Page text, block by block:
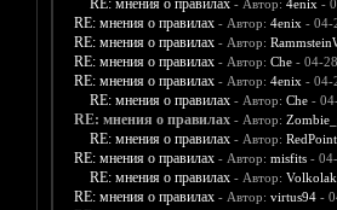
RE: мнения о правилах - Автор: 4enix -
RE: мнения о правилах - Автор: 4enix - 04-
RE: мнения о правилах - Автор:
RE: мнения о правилах - Автор: Che- 04-
RE: мнения о правилах - Автор: 4enix - 04-
RE: мнения о правилах - Автор: Che-
RE: мнения о правилах - Автор:
RE: мнения о правилах - Автор: RedPoint
RE: мнения о правилах - Автор: misfits- 04-
RE: мнения о правилах - Автор: Volkolak
RE: мнения о правилах - Автор: virtus94-